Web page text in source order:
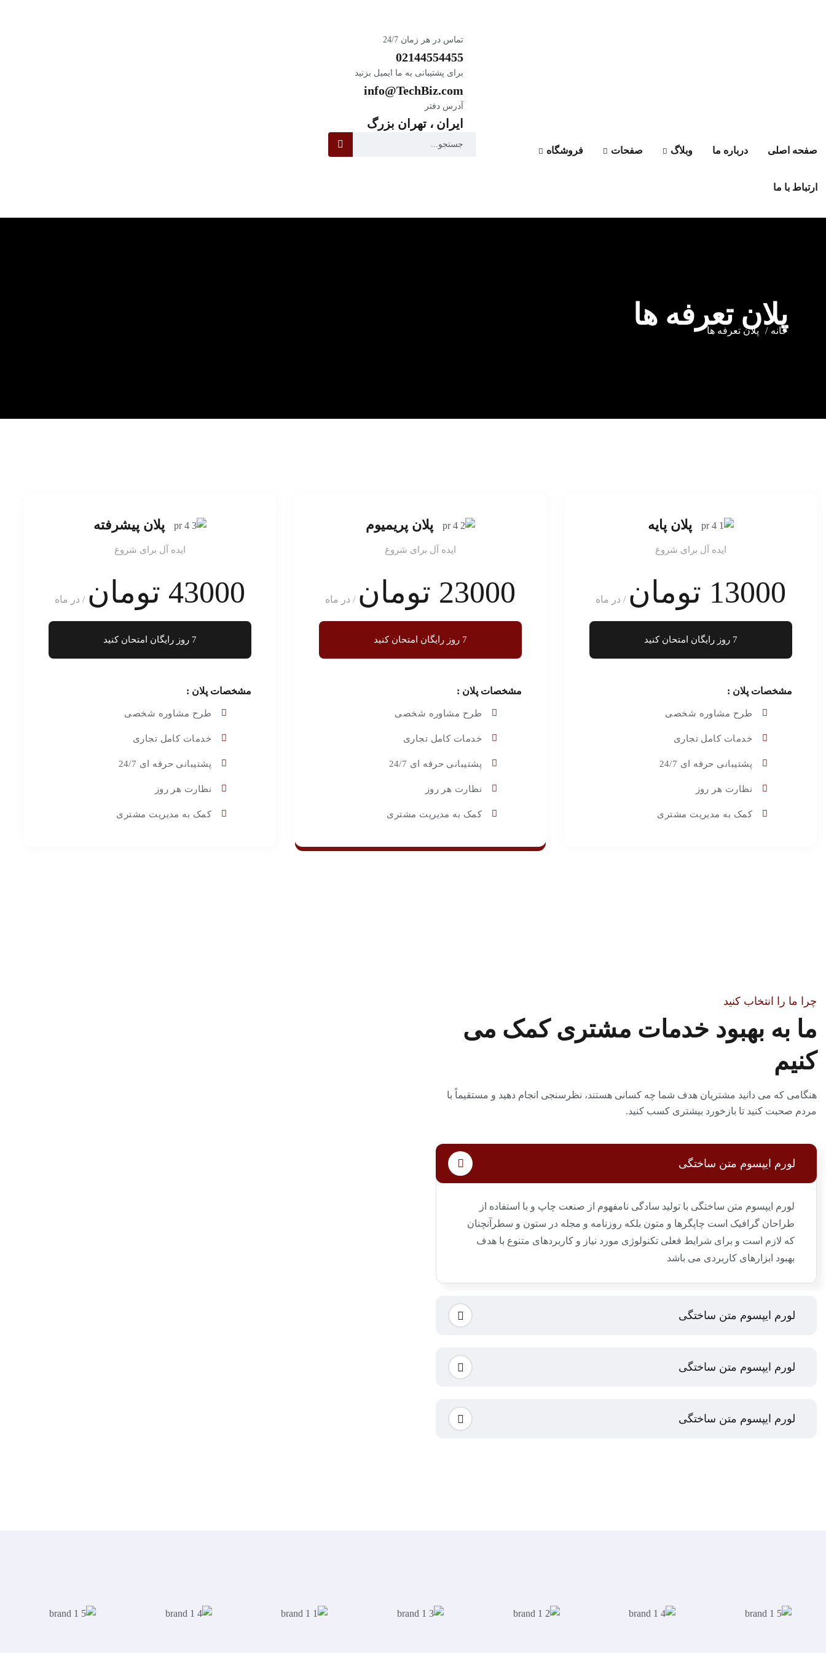
تماس در هر زمان 24/7
02144554455
برای پشتیبانی به ما ایمیل بزنید
info@TechBiz.com
آدرس دفتر
ایران ، تهران بزرگ
صفحه اصلی درباره ما وبلاگ صفحات فروشگاه
ارتباط با ما
پلان تعرفه ها
خانه پلان تعرفه ها
پلان پایه
ایده آل برای شروع
13000 تومان / در ماه
7 روز رایگان امتحان کنید
مشخصات پلان :
طرح مشاوره شخصی
خدمات کامل تجاری
پشتیبانی حرفه ای 24/7
نظارت هر روز
کمک به مدیریت مشتری
پلان پریمیوم
ایده آل برای شروع
23000 تومان / در ماه
7 روز رایگان امتحان کنید
مشخصات پلان :
طرح مشاوره شخصی
خدمات کامل تجاری
پشتیبانی حرفه ای 24/7
نظارت هر روز
کمک به مدیریت مشتری
پلان پیشرفته
ایده آل برای شروع
43000 تومان / در ماه
7 روز رایگان امتحان کنید
مشخصات پلان :
طرح مشاوره شخصی
خدمات کامل تجاری
پشتیبانی حرفه ای 24/7
نظارت هر روز
کمک به مدیریت مشتری
چرا ما را انتخاب کنید
ما به بهبود خدمات مشتری کمک می
کنیم
هنگامی که می دانید مشتریان هدف شما چه کسانی هستند، نظرسنجی انجام دهید و مستقیماً با
مردم صحبت کنید تا بازخورد بیشتری کسب کنید.
لورم ایپسوم متن ساختگی
لورم ایپسوم متن ساختگی با تولید سادگی نامفهوم از صنعت چاپ و با استفاده از
طراحان گرافیک است چاپگرها و متون بلکه روزنامه و مجله در ستون و سطرآنچنان
که لازم است و برای شرایط فعلی تکنولوژی مورد نیاز و کاربردهای متنوع با هدف
بهبود ابزارهای کاربردی می باشد
لورم ایپسوم متن ساختگی
لورم ایپسوم متن ساختگی
لورم ایپسوم متن ساختگی